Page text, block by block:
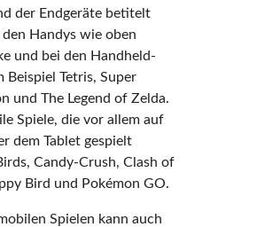
der Endgeräte betitelt
Handys wie oben
und bei den Handheld-
Beispiel Tetris, Super
und The Legend of Zelda.
Spiele, die vor allem auf
dem Tablet gespielt
Candy-Crush, Clash of
Bird und Pokémon GO.
Spielen kann auch